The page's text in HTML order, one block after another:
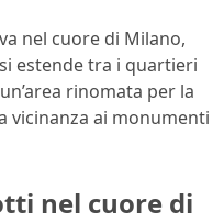
nel cuore di Milano,
estende tra i quartieri
rinomata per la
vicinanza ai monumenti
nel cuore di